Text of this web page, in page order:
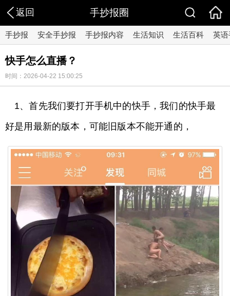
返回 手抄报圈
手抄报 安全手抄报 手抄报内容 生活知识 生活百科 英
快手怎么直播？
时间：2026-04-22 15:00:25
1、首先我们要打开手机中的快手，我们的快手最
好是用最新的版本，可能旧版本不能开通的，